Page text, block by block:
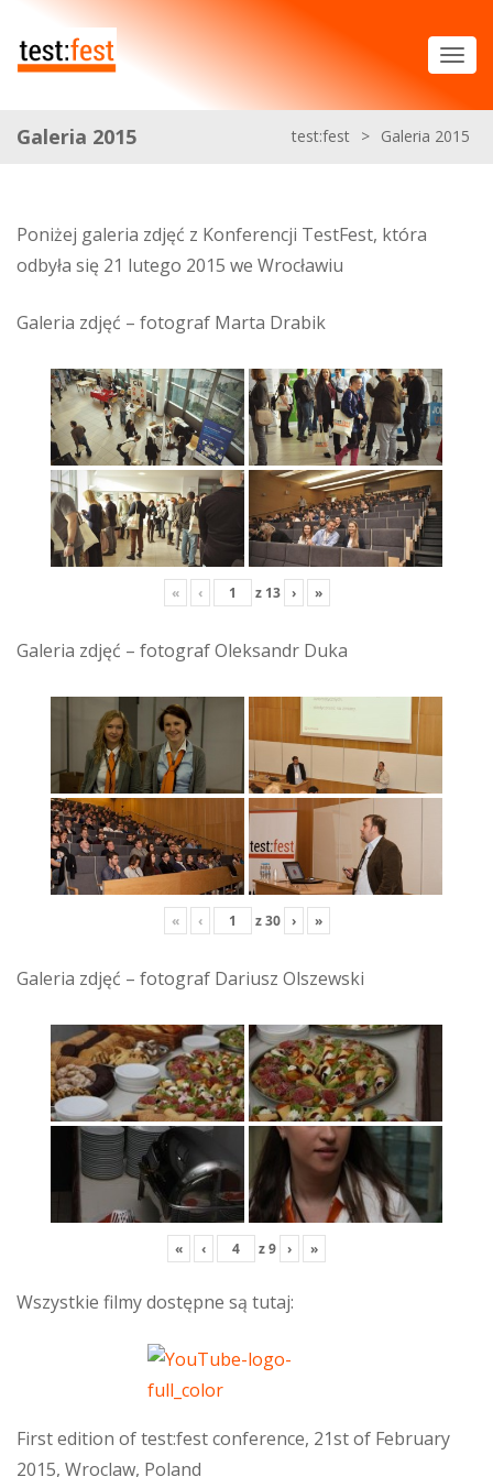
Galeria 2015 test:fest > Galeria 2015
Poniżej galeria zdjęć z Konferencji TestFest, która
odbyła się 21 lutego 2015 we Wrocławiu
Galeria zdjęć – fotograf Marta Drabik
« ‹ z 13 › »
Galeria zdjęć – fotograf Oleksandr Duka
« ‹ z30 › »
Galeria zdjęć – fotograf Dariusz Olszewski
« ‹ z9 › »
Wszystkie filmy dostępne są tutaj:
First edition of test:fest conference, 21st of February
2015, Wroclaw, Poland